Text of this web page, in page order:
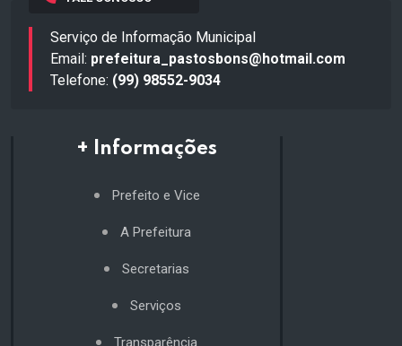
Serviço de Informação Municipal
Email: prefeitura_pastosbons@hotmail.com
Telefone: (99) 98552-9034
+ Informações
Prefeito e Vice
A Prefeitura
Secretarias
Serviços
Transparência